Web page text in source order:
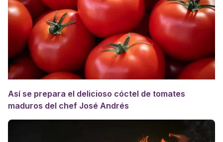
Así se prepara el delicioso cóctel de tomates
maduros del chef José Andrés